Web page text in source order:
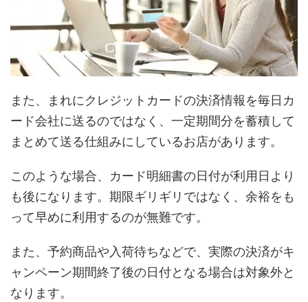
また、まれにクレジットカードの決済情報を毎日カ
ード会社に送るのではなく、一定期間分を蓄積して
まとめて送る仕組みにしているお店があります。
このような場合、カード明細書の日付が利用日より
も後になります。期限ギリギリではなく、余裕をも
って早めに利用するのが無難です。
また、予約商品や入荷待ちなどで、実際の決済がキ
ャンペーン期間終了後の日付となる場合は対象外と
なります。